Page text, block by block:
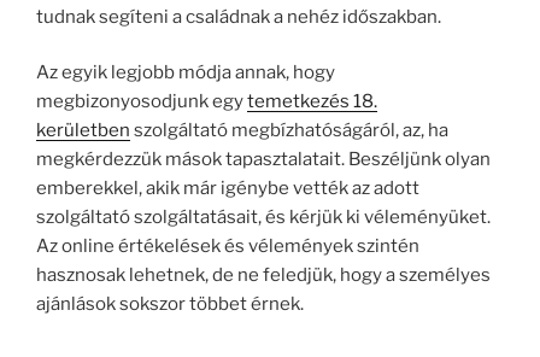
tudnak segíteni a családnak a nehéz időszakban.
Az egyik legjobb módja annak, hogy
megbizonyosodjunk egytemetkezés 18.
kerületben szolgáltató megbízhatóságáról, az, ha
megkérdezzük mások tapasztalatait. Beszéljünk olyan
emberekkel, akik már igénybe vették az adott
szolgáltató szolgáltatásait, és kérjük ki véleményüket.
Az online értékelések és vélemények szintén
hasznosak lehetnek, de ne feledjük, hogy a személyes
ajánlások sokszor többet érnek.